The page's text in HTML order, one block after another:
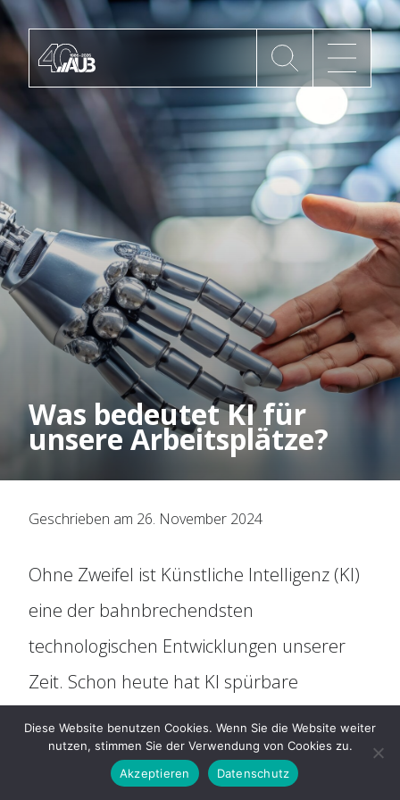
Die AUB
Mitgliedschaft
AUB Videos
Aktuelles
Newsletter
Organisation
Mitbestimmung
Social Media
Für Arbeitnehmer
Rechtsberatung
Was bedeutet KI für
unsere Arbeitsplätze?
Geschrieben am 26. November 2024
Ohne Zweifel ist Künstliche Intelligenz (KI)
eine der bahnbrechendsten
technologischen Entwicklungen unserer
Zeit. Schon heute hat KI spürbare
Auswirkungen auf die Arbeitswelt. Doch ist
die Technologie eher ein Fluch oder ein
Segen – oder womöglich beides zugleich?
Diese Website benutzen Cookies. Wenn Sie die Website weiter
nutzen, stimmen Sie der Verwendung von Cookies zu.
Akzeptieren
Datenschutz